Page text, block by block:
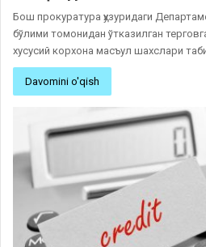
Бош прокуратура ҳузуридаги
бўлими томонидан ўтказилган
хусусий корхона масъул шахслари
Davomini o'qish